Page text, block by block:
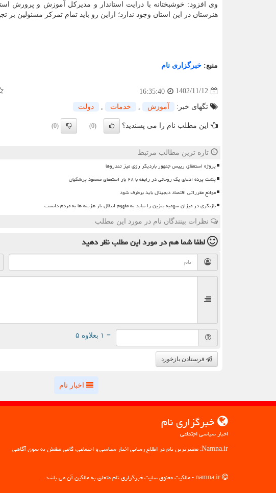
وی افزود: خوشبختانه با درایت استاندار و مدیرکل آموزش و پرورش
هنرستان در این استان وجود ندارد؛ ازاین رو باید تمام تمرکز مسئولین بر
منبع: خبرگزاری نام
1402/11/12
16:35:40
تگهای خبر: آموزش خدمات دولت
این مطلب نام را می پسندید؟ (0)
(0)
تازه ترین مطالب مرتبط
پروژه استعفای رییس جمهور باردیگر روی میز تندروها
پشت پرده ادعای یک روحانی در رابطه با ۲۸ بار استعفای مسعود پزشکیان
موانع مقرراتی اقتصاد دیجیتال باید برطرف شود
بازنگری در میزان سهمیه بنزین را نباید به مفهوم انتقال بار هزینه ها به مردم دانست
نظرات بینندگان نام در مورد این مطلب
لطفا شما همدر مورد این مطلبنظر دهید
= ۱ بعلاوه ۵
فرستادن بازخورد
اخبار نام
خبرگزاری نام
اخبار سیاسی اجتماعی
Namna.ir: معتبرترین نام در اطلاع رسانی اخبار سیاسی و اجتماعی، گامی مطمئن به سوی آگاهی